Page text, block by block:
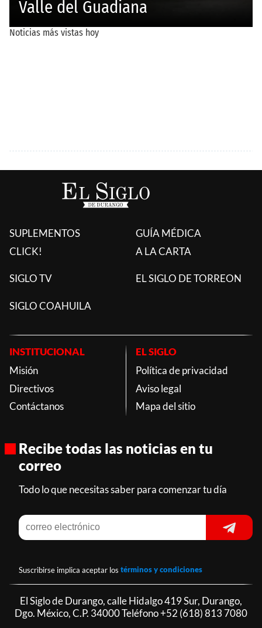
SUPLEMENTOS
CLICK!
GUÍA MÉDICA
A LA CARTA
SIGLO TV EL SIGLO DE TORREON
SIGLO COAHUILA
INSTITUCIONAL
Misión
Directivos
Contáctanos
EL SIGLO
Política de privacidad
Aviso legal
Mapa del sitio
Recibe todas las noticias en tu
correo
Todo lo que necesitas saber para comenzar tu día
Suscribirse implica aceptar los términos y condiciones
El Siglo de Durango, calle Hidalgo 419 Sur, Durango,
Dgo. México, C.P. 34000 Teléfono+52 (618) 813 7080